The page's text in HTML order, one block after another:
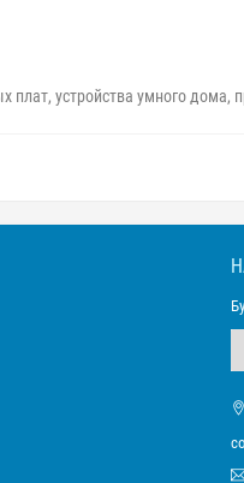
плат, устройства умного